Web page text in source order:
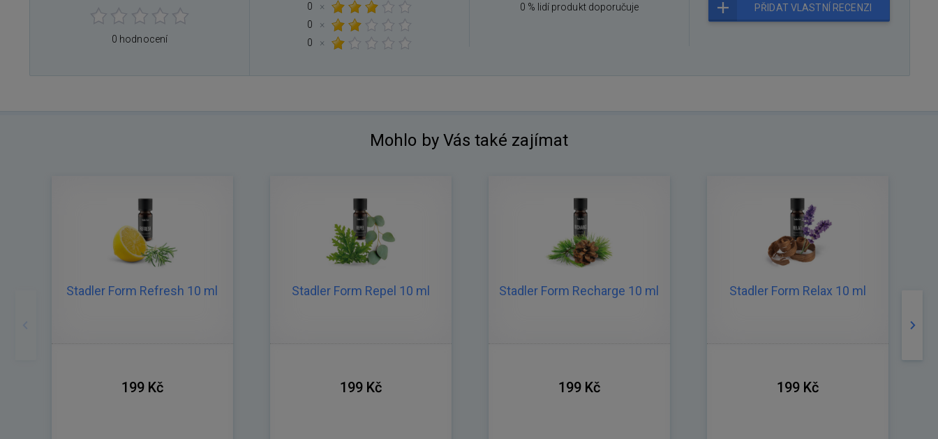
0 hodnocení
0
×
0
×
0
×
0 % lidí produkt doporučuje PŘIDAT VLASTNÍ RECENZI
Mohlo by Vás také zajímat
Stadler Form Refresh 10 ml
199 Kč
Stadler Form Repel 10 ml
199 Kč
Stadler Form Recharge 10 ml
199 Kč
Stadler Form Relax 10 ml
199 Kč
Předchozí